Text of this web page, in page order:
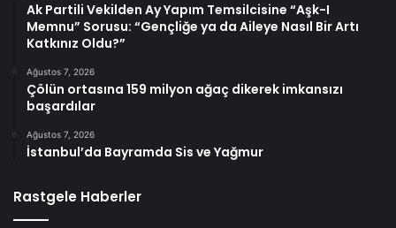
Ak Partili Vekilden Ay Yapım Temsilcisine “Aşk-I
Memnu” Sorusu: “Gençliğe ya da Aileye Nasıl Bir Artı
Katkınız Oldu?”
Ağustos 7, 2026
Çölün ortasına 159 milyon ağaç dikerek imkansızı
başardılar
Ağustos 7, 2026
İstanbul’da Bayramda Sis ve Yağmur
Rastgele Haberler